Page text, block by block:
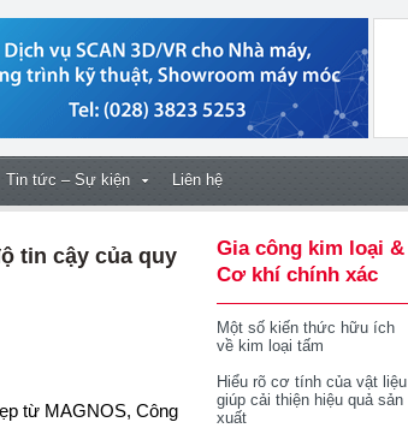
Tin tức – Sự kiện Liên hệ
tin cậy của quy
Gia công kim loại &
Cơ khí chính xác
Một số kiến thức hữu ích
về kim loại tấm
Hiểu rõ cơ tính của vật liệu
giúp cải thiện hiệu quả sản
xuất